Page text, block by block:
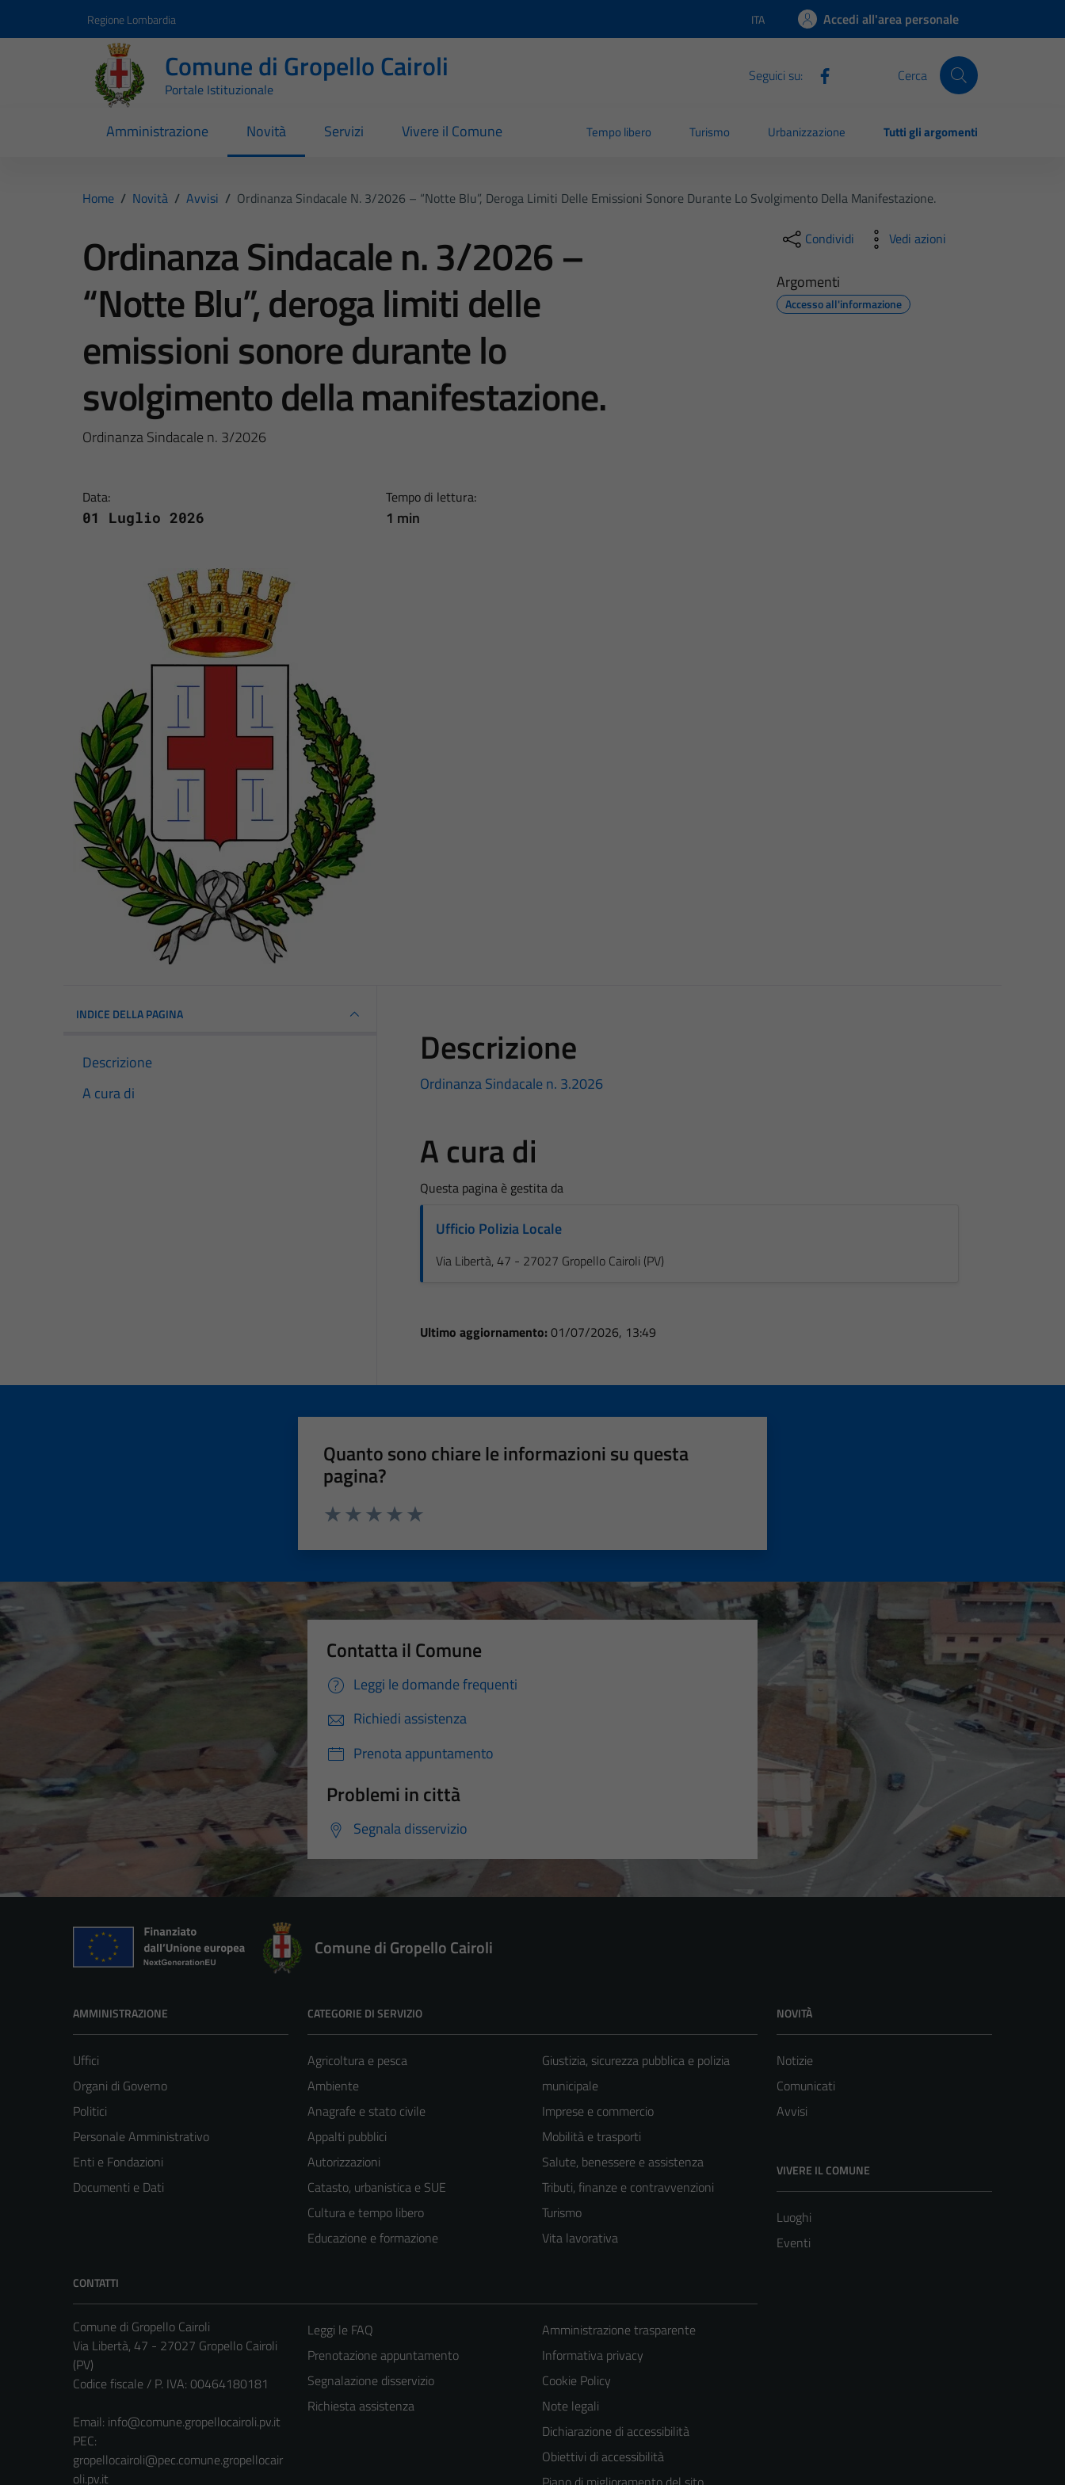
Regione Lombardia Lingua attiva:
ITA Accedi all'area personale
Comune di Gropello Cairoli
Portale Istituzionale
Seguici su: Cerca
Amministrazione Novità Servizi Vivere il Comune Tempo libero Turismo Urbanizzazione Tutti gli argomenti
Home / Novità / Avvisi / Ordinanza Sindacale N. 3/2026 – “Notte Blu”, Deroga Limiti Delle Emissioni Sonore Durante Lo Svolgimento Della Manifestazione.
Ordinanza Sindacale n. 3/2026 –
“Notte Blu”, deroga limiti delle
emissioni sonore durante lo
svolgimento della manifestazione.
Ordinanza Sindacale n. 3/2026
Data:
01 Luglio 2026
Tempo di lettura:
1 min
Condividi Vedi azioni
Argomenti
Accesso all'informazione
INDICE DELLA PAGINA
Descrizione
A cura di
Descrizione
Ordinanza Sindacale n. 3.2026
A cura di
Questa pagina è gestita da
Ufficio Polizia Locale
Via Libertà, 47 - 27027 Gropello Cairoli (PV)
Ultimo aggiornamento: 01/07/2026, 13:49
Quanto sono chiare le informazioni su questa
pagina?
Contatta il Comune
Leggi le domande frequenti
Richiedi assistenza
Prenota appuntamento
Problemi in città
Segnala disservizio
Comune di Gropello Cairoli
AMMINISTRAZIONE
Uffici
Organi di Governo
Politici
Personale Amministrativo
Enti e Fondazioni
Documenti e Dati
CATEGORIE DI SERVIZIO
Agricoltura e pesca
Ambiente
Anagrafe e stato civile
Appalti pubblici
Autorizzazioni
Catasto, urbanistica e SUE
Cultura e tempo libero
Educazione e formazione
Giustizia, sicurezza pubblica e polizia
municipale
Imprese e commercio
Mobilità e trasporti
Salute, benessere e assistenza
Tributi, finanze e contravvenzioni
Turismo
Vita lavorativa
NOVITÀ
Notizie
Comunicati
Avvisi
VIVERE IL COMUNE
Luoghi
Eventi
CONTATTI
Comune di Gropello Cairoli
Via Libertà, 47 - 27027 Gropello Cairoli
(PV)
Codice fiscale / P. IVA: 00464180181
Email: info@comune.gropellocairoli.pv.it
PEC:
gropellocairoli@pec.comune.gropellocair
oli.pv.it
Leggi le FAQ
Prenotazione appuntamento
Segnalazione disservizio
Richiesta assistenza
Amministrazione trasparente
Informativa privacy
Cookie Policy
Note legali
Dichiarazione di accessibilità
Obiettivi di accessibilità